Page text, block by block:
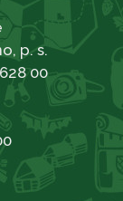
p. s.
00